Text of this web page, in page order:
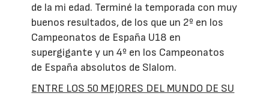
de la mi edad. Terminé la temporada con muy
buenos resultados, de los que un 2º en los
Campeonatos de España U18 en
supergigante y un 4º en los Campeonatos
de España absolutos de Slalom.
ENTRE LOS 50 MEJORES DEL MUNDO DE SU